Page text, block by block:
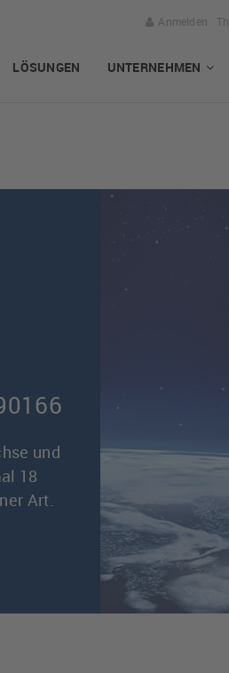
Anmelden
LÖSUNGEN UNTERNEHMEN
und
18
Art.